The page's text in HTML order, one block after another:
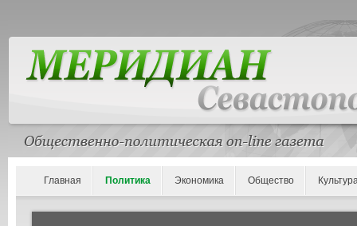
Главная Политика Экономика Общество